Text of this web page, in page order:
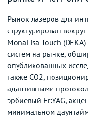
Рынок лазеров для
структурирован
MonaLisa Touch
систем на рынке,
опубликованных
также CO2,
адаптивными
эрбиевый Er:YAG,
минимальном